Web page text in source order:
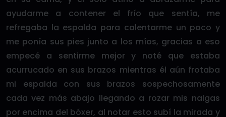
ayudarme a contener el frío que sentía, me
refregaba la espalda para calentarme un poco y
me ponía sus pies junto a los míos, gracias a eso
empecé a sentirme mejor y noté que estaba
acurrucado en sus brazos mientras él aún frotaba
mi espalda con sus brazos sospechosamente
cada vez más abajo llegando a rozar mis nalgas
por encima del bóxer, al notar esto subí la mirada y